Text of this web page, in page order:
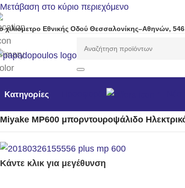
Μετάβαση στο κύριο περιεχόμενο
χιλιόμετρο Εθνικής Οδού Θεσσαλονίκης–Αθηνών,
Κατηγορίες
Miyake MP600 μπορντουροψάλιδο
Κάντε κλικ για μεγέθυνση